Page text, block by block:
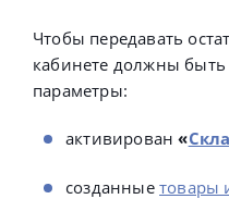
Чтобы передавать
кабинете должны
параметры:
активирован «
созданные товары